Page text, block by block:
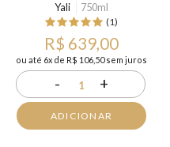
Yali
750ml
(1)
R$ 639,00
ou até 6x de R$ 106,50 sem juros
- 1 +
ADICIONAR